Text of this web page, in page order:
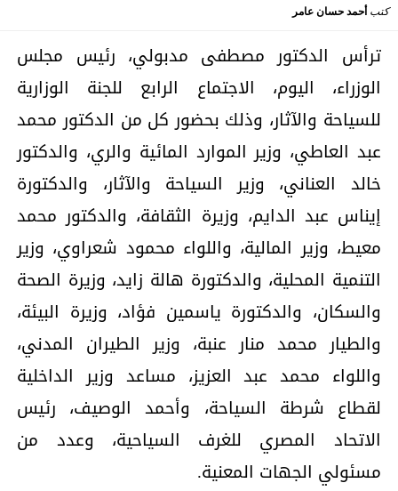
كتب أحمد حسان عامر
ترأس الدكتور مصطفى مدبولي، رئيس مجلس
الوزراء، اليوم، الاجتماع الرابع للجنة الوزارية
للسياحة والآثار، وذلك بحضور كل من الدكتور محمد
عبد العاطي، وزير الموارد المائية والري، والدكتور
خالد العناني، وزير السياحة والآثار، والدكتورة
إيناس عبد الدايم، وزيرة الثقافة، والدكتور محمد
معيط، وزير المالية، واللواء محمود شعراوي، وزير
التنمية المحلية، والدكتورة هالة زايد، وزيرة الصحة
والسكان، والدكتورة ياسمين فؤاد، وزيرة البيئة،
والطيار محمد منار عنبة، وزير الطيران المدني،
واللواء محمد عبد العزيز، مساعد وزير الداخلية
لقطاع شرطة السياحة، وأحمد الوصيف، رئيس
الاتحاد المصري للغرف السياحية، وعدد من
مسئولي الجهات المعنية.